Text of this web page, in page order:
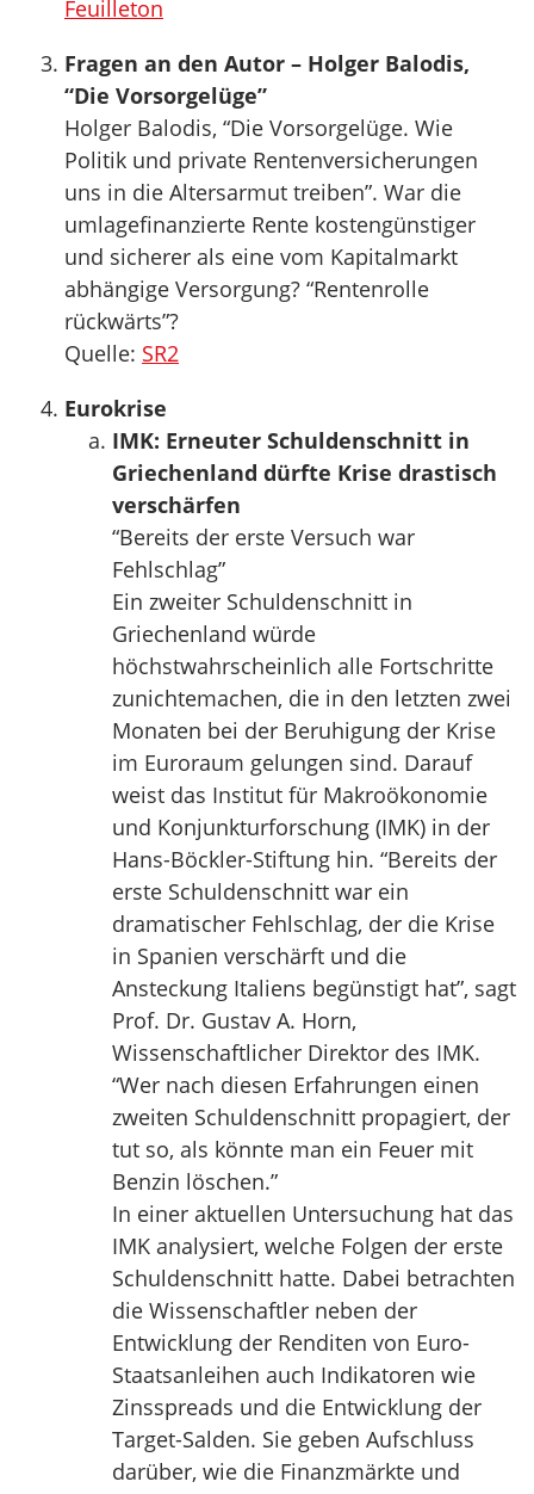
Feuilleton
Fragen an den Autor – Holger Balodis,
“Die Vorsorgelüge”
Holger Balodis, “Die Vorsorgelüge. Wie
Politik und private Rentenversicherungen
uns in die Altersarmut treiben”. War die
umlagefinanzierte Rente kostengünstiger
und sicherer als eine vom Kapitalmarkt
abhängige Versorgung? “Rentenrolle
rückwärts”?
Quelle: SR2
Eurokrise
IMK: Erneuter Schuldenschnitt in
Griechenland dürfte Krise drastisch
verschärfen
“Bereits der erste Versuch war
Fehlschlag”
Ein zweiter Schuldenschnitt in
Griechenland würde
höchstwahrscheinlich alle Fortschritte
zunichtemachen, die in den letzten zwei
Monaten bei der Beruhigung der Krise
im Euroraum gelungen sind. Darauf
weist das Institut für Makroökonomie
und Konjunkturforschung (IMK) in der
Hans-Böckler-Stiftung hin. “Bereits der
erste Schuldenschnitt war ein
dramatischer Fehlschlag, der die Krise
in Spanien verschärft und die
Ansteckung Italiens begünstigt hat”, sagt
Prof. Dr. Gustav A. Horn,
Wissenschaftlicher Direktor des IMK.
“Wer nach diesen Erfahrungen einen
zweiten Schuldenschnitt propagiert, der
tut so, als könnte man ein Feuer mit
Benzin löschen.”
In einer aktuellen Untersuchung hat das
IMK analysiert, welche Folgen der erste
Schuldenschnitt hatte. Dabei betrachten
die Wissenschaftler neben der
Entwicklung der Renditen von Euro-
Staatsanleihen auch Indikatoren wie
Zinsspreads und die Entwicklung der
Target-Salden. Sie geben Aufschluss
darüber, wie die Finanzmärkte und